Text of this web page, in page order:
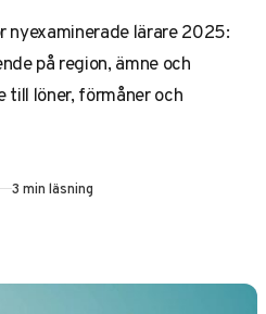
nyexaminerade lärare 2025:
på region, ämne och
löner, förmåner och
3 min läsning